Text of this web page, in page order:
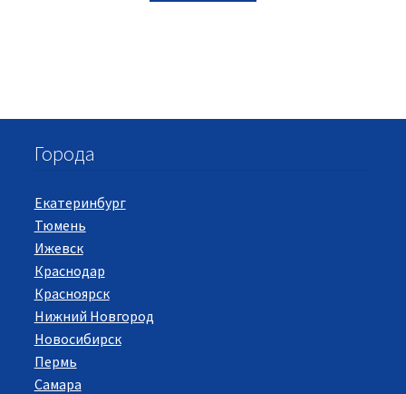
Города
Екатеринбург
Тюмень
Ижевск
Краснодар
Красноярск
Нижний Новгород
Новосибирск
Пермь
Самара